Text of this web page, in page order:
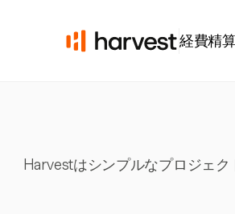
経費精
Harvestはシンプルなプロジェ